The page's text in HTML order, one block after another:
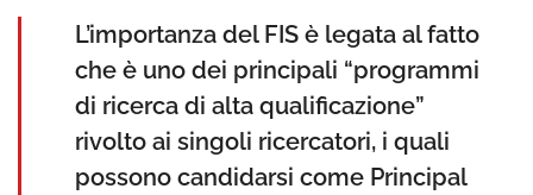
L’importanza del FIS è legata al fatto
che è uno dei principali “programmi
di ricerca di alta qualificazione”
rivolto ai singoli ricercatori, i quali
possono candidarsi come Principal